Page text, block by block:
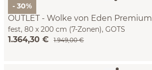
- 30%
OUTLET - Wolke von Eden Premium
fest, 80 x 200 cm (7-Zonen), GOTS
1.364,30 € 1.949,00 €